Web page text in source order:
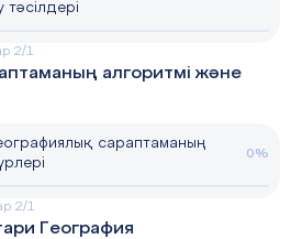
2/1
алгоритмі және
сараптаманың
0%
2/1
География